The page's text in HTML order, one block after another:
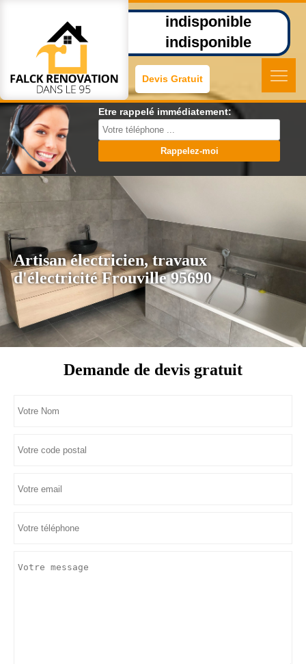
indisponible
indisponible
Devis Gratuit
Etre rappelé immédiatement:
Artisan électricien, travaux
d'électricité Frouville 95690
Demande de devis gratuit